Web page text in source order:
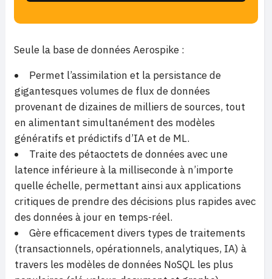
Seule la base de données Aerospike :
Permet l’assimilation et la persistance de
gigantesques volumes de flux de données
provenant de dizaines de milliers de sources, tout
en alimentant simultanément des modèles
génératifs et prédictifs d’IA et de ML.
Traite des pétaoctets de données avec une
latence inférieure à la milliseconde à n’importe
quelle échelle, permettant ainsi aux applications
critiques de prendre des décisions plus rapides avec
des données à jour en temps-réel.
Gère efficacement divers types de traitements
(transactionnels, opérationnels, analytiques, IA) à
travers les modèles de données NoSQL les plus